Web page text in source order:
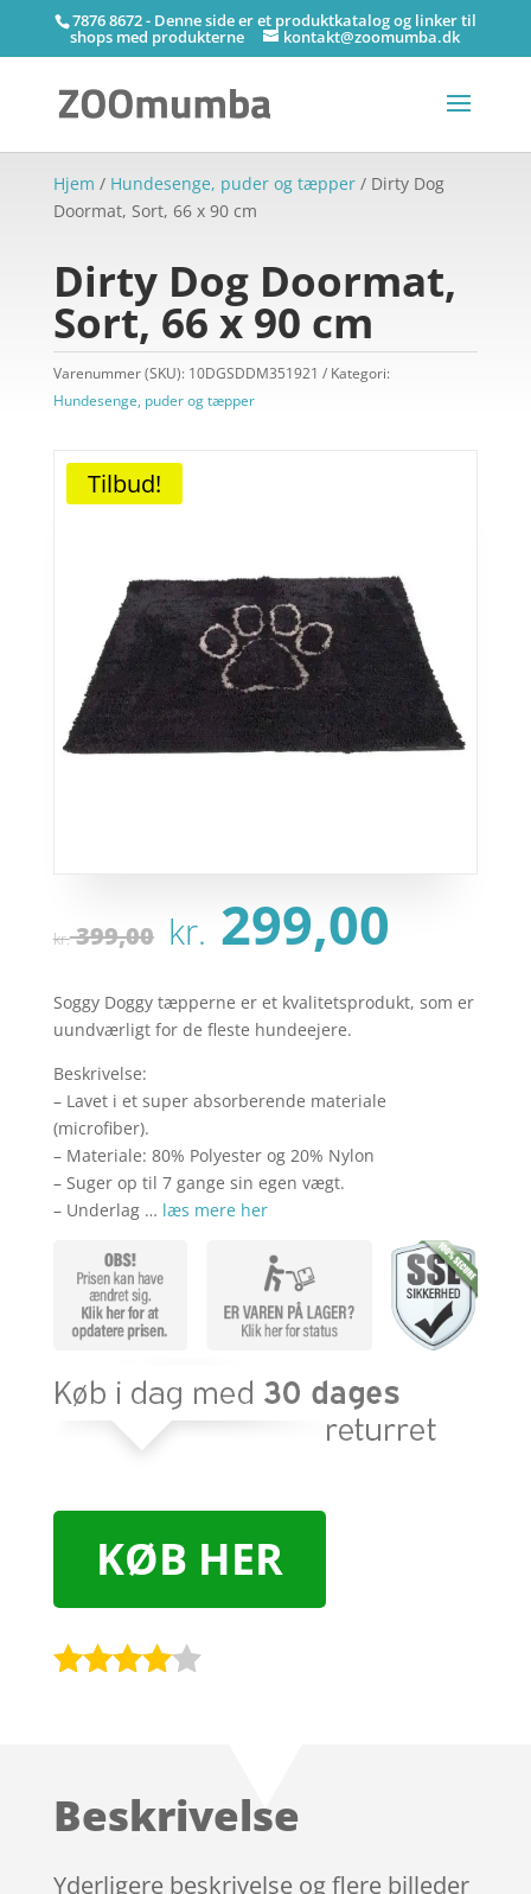
7876 8672 - Denne side er et produktkatalog og linker til
shops med produkterne kontakt@zoomumba.dk
Hjem / Hundesenge, puder og tæpper/ Dirty Dog
Doormat, Sort, 66 x 90 cm
Dirty Dog Doormat,
Sort, 66 x 90 cm
Varenummer (SKU): 10DGSDDM351921
Kategori:
Hundesenge, puder og tæpper
Tilbud!
kr.399,00 Den
oprindelige
var:
kr. 399,00.
kr. 299,00
pris
er:
kr.
Soggy Doggy tæpperne er et kvalitetsprodukt, som er
uundværligt for de fleste hundeejere.
Beskrivelse:
– Lavet i et super absorberende materiale
(microfiber).
– Materiale: 80% Polyester og 20% Nylon
– Suger op til 7 gange sin egen vægt.
– Underlag … læs mere her
KØB HER
på
ømmels
Beskrivelse
Yderligere beskrivelse og flere billeder